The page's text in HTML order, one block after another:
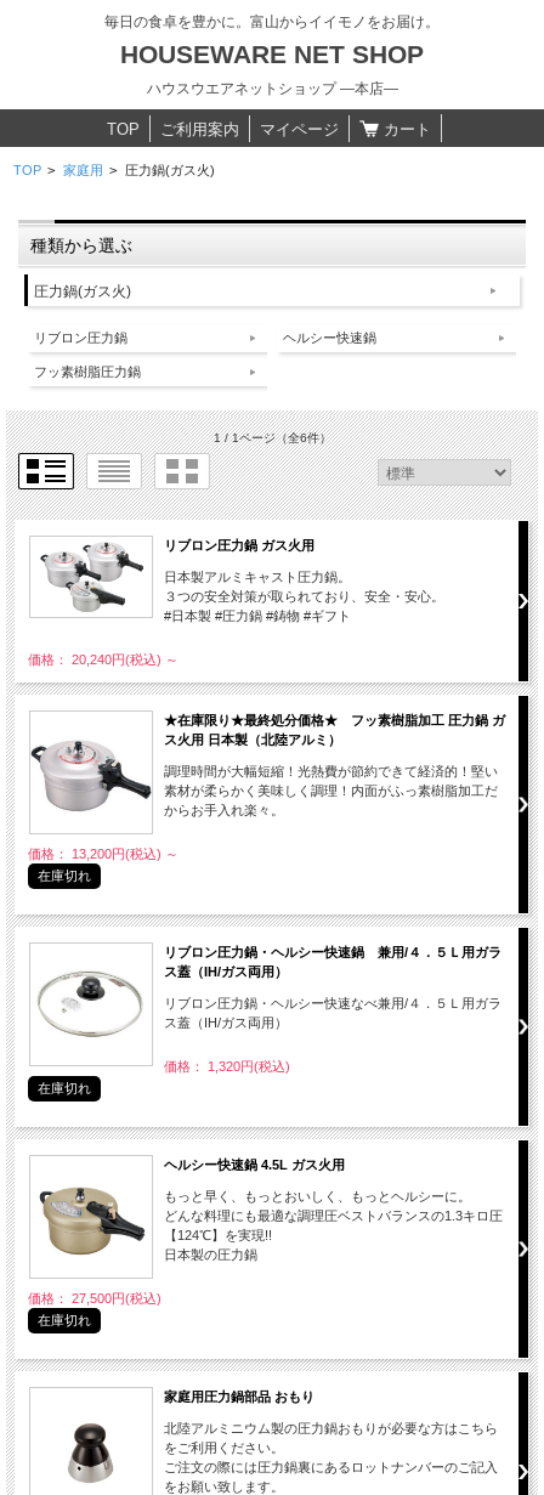
毎日の食卓を豊かに。富山からイイモノをお届け。
HOUSEWARE NET SHOP
ハウスウエアネットショップ ―本店―
TOP ご利用案内 マイページ カート
TOP > 家庭用 > 圧力鍋(ガス火)
種類から選ぶ
圧力鍋(ガス火)
リブロン圧力鍋
フッ素樹脂圧力鍋
ヘルシー快速鍋
1 / 1ページ（全6件）
リブロン圧力鍋 ガス火用
日本製アルミキャスト圧力鍋。
３つの安全対策が取られており、安全・安心。
#日本製 #圧力鍋 #鋳物 #ギフト
価格： 20,240円(税込) ～
★在庫限り★最終処分価格★ フッ素樹脂加工 圧力鍋 ガ
ス火用 日本製（北陸アルミ）
調理時間が大幅短縮！光熱費が節約できて経済的！堅い
素材が柔らかく美味しく調理！内面がふっ素樹脂加工だ
からお手入れ楽々。
価格： 13,200円(税込) ～
在庫切れ
リブロン圧力鍋・ヘルシー快速鍋 兼用/４．５Ｌ用ガラ
ス蓋（IH/ガス両用）
リブロン圧力鍋・ヘルシー快速なべ兼用/４．５Ｌ用ガラ
ス蓋（IH/ガス両用）
価格： 1,320円(税込)
在庫切れ
ヘルシー快速鍋 4.5L ガス火用
もっと早く、もっとおいしく、もっとヘルシーに。
どんな料理にも最適な調理圧ベストバランスの1.3キロ圧
【124℃】を実現!!
日本製の圧力鍋
価格： 27,500円(税込)
在庫切れ
家庭用圧力鍋部品 おもり
北陸アルミニウム製の圧力鍋おもりが必要な方はこちら
をご利用ください。
ご注文の際には圧力鍋裏にあるロットナンバーのご記入
をお願い致します。